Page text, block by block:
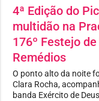
4ª Edição do
multidão na
176º Festejo
Remédios
O ponto alto da noite
Clara Rocha,
banda Exército de